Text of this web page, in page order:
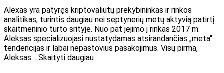
Alexas yra patyręs kriptovaliutų prekybininkas ir rinkos
analitikas, turintis daugiau nei septynerių metų aktyvią patirtį
skaitmeninio turto srityje. Nuo pat įėjimo į rinkas 2017 m.
Aleksas specializuojasi nustatydamas atsirandančias „meta“
tendencijas ir labai nepastovius pasakojimus. Visų pirma,
Aleksas… Skaityti daugiau